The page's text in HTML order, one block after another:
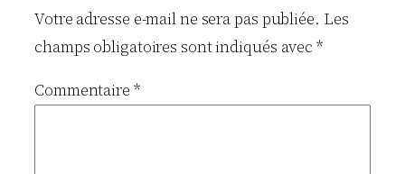
Votre adresse e-mail ne sera pas publiée. Les
champs obligatoires sont indiqués avec*
Commentaire *